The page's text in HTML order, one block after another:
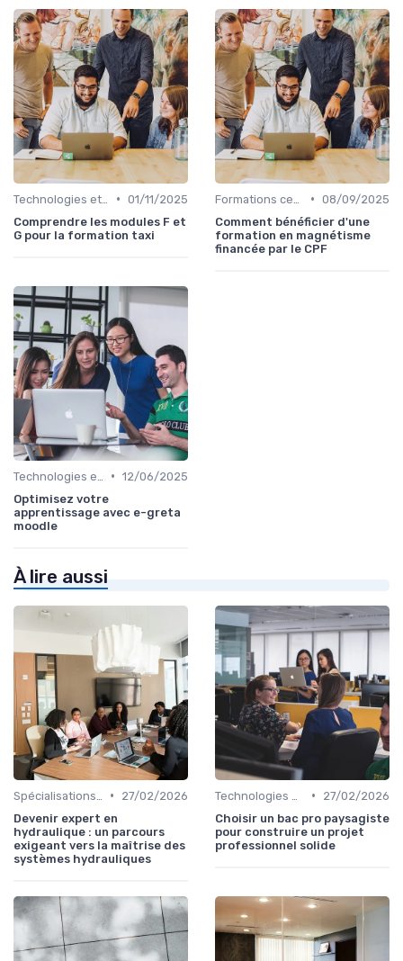
• 01/11/2025
Comprendre les modules F et
G pour la formation taxi
• 08/09/2025
Comment bénéficier d'une
formation en magnétisme
financée par le CPF
• 12/06/2025
Optimisez votre
apprentissage avec e-greta
moodle
À lire aussi
•
27/02/2026
Devenir expert en
hydraulique : un parcours
exigeant vers la maîtrise des
systèmes hydrauliques
•
27/02/2026
Choisir un bac pro paysagiste
pour construire un projet
professionnel solide